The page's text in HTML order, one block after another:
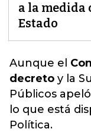
a la medida
Estado
Aunque el
decreto y la
Públicos
lo que está
Política.